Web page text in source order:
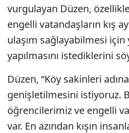
vurgulayan Düzen,
engelli vatandaşların kış
ulaşım sağlayabilmesi
yapılmasını istediklerini
Düzen, “Köy sakinleri
genişletilmesini istiyoruz.
öğrencilerimiz ve engelli
var. En azından kışın